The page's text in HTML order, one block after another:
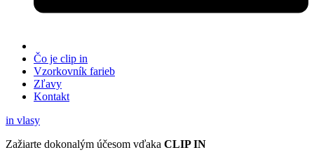
Čo je clip in
Vzorkovník farieb
Zľavy
Kontakt
in vlasy
Zažiarte dokonalým účesom vďaka CLIP IN